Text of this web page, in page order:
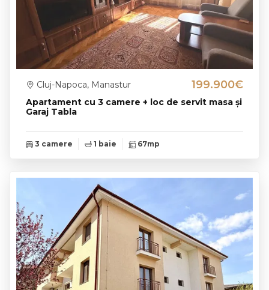
Apartament cu 3 camere + loc de servit masa și
Garaj Tabla
Cluj-Napoca, Manastur 199.900€
3 camere 1 baie 67mp